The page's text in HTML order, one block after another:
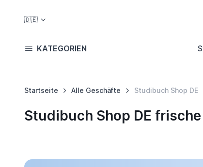
🇩🇪
KATEGORIEN
Startseite Alle Geschäfte Studibuch Shop DE
Studibuch Shop DE